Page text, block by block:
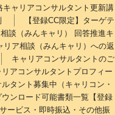
キャリアコンサルタント更新講
【登録CC限定】ターゲテ
談（みんキャリ） 回答推進キ
リア相談（みんキャリ）への返
キャリアコンサルタントのご
リアコンサルタントプロフィー
タント募集中（キャリコン・
ンロード可能書類一覧【登録
ービス・即時振込・その他振